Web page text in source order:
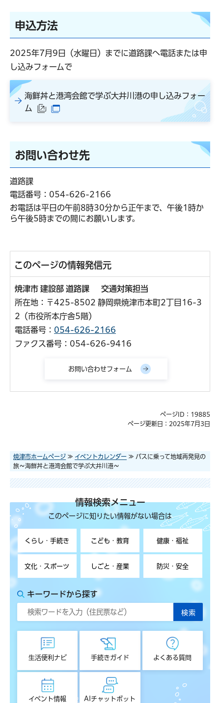
申込方法
2025年7月9日（水曜日）までに道路課へ電話または申
し込みフォームで
海鮮丼と港湾会館で学ぶ大井川港の申し込みフォー
ム
（外部サイトへリンク）
お問い合わせ先
道路課
電話番号： 054-626-2166
お電話は平日の午前8時30分から正午まで、午後1時か
ら午後5時までの間にお願いします。
このページの情報発信元
焼津市 建設部 道路課 交通対策担当
所在地：〒425-8502 静岡県焼津市本町2丁目16-3
2（市役所本庁舎5階）
電話番号： 054-626-2166
ファクス番号：054-626-9416
ページID：19885
ページ更新日：2025年7月3日
焼津市ホームページ ≫ イベントカレンダー ≫ バスに乗って地域再発見の
旅～海鮮丼と港湾会館で学ぶ大井川港～
情報検索メニュー
このページに知りたい情報がない場合は
くらし・手続き こども・教育 健康・福祉
文化・スポーツ しごと・産業 防災・安全
キーワードから探す
生活便利ナビ 手続きガイド よくある質問
イベント情報 AIチャットボット